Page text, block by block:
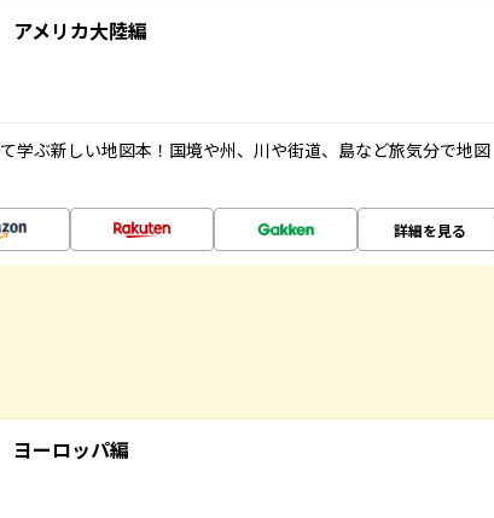
メリカ大陸編
学ぶ新しい地図本！国境や州、川や街道、島など旅気分で地図
詳細を見る
ーロッパ編